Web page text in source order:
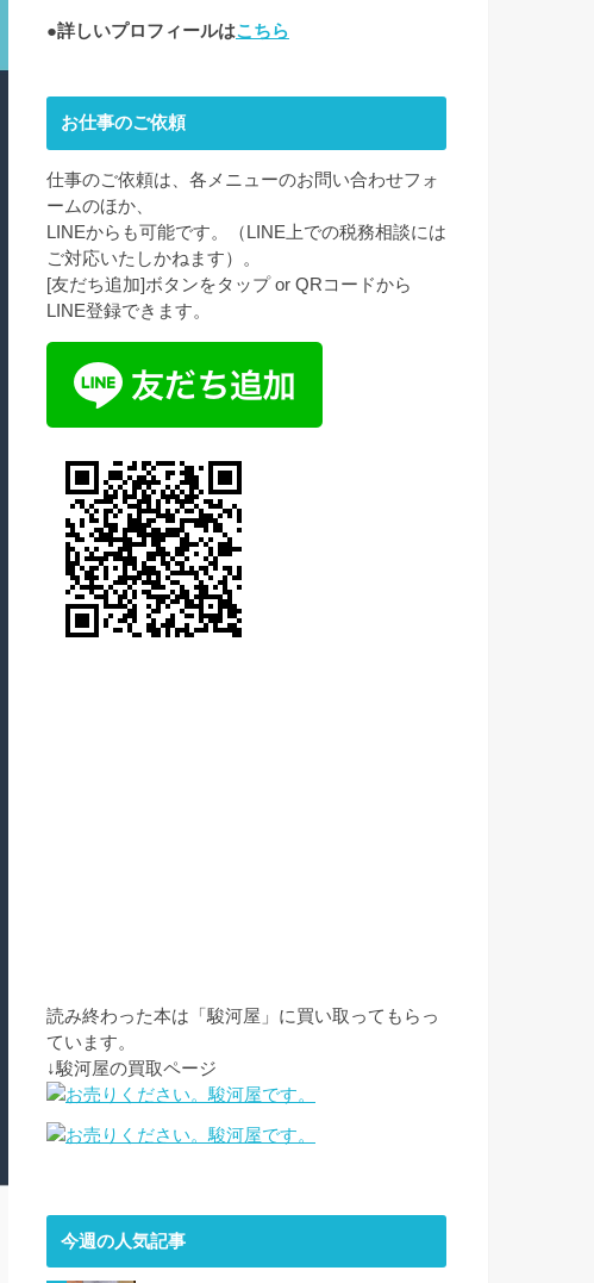
●詳しいプロフィールはこちら
お仕事のご依頼
仕事のご依頼は、各メニューのお問い合わせフォ
ームのほか、
LINEからも可能です。（LINE上での税務相談には
ご対応いたしかねます）。
[友だち追加]ボタンをタップ or QRコードから
LINE登録できます。
読み終わった本は「駿河屋」に買い取ってもらっ
ています。
↓駿河屋の買取ページ
今週の人気記事